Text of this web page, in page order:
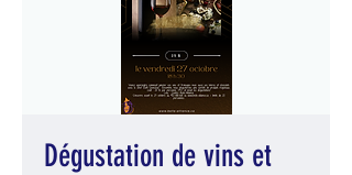
Dégustation de vins et